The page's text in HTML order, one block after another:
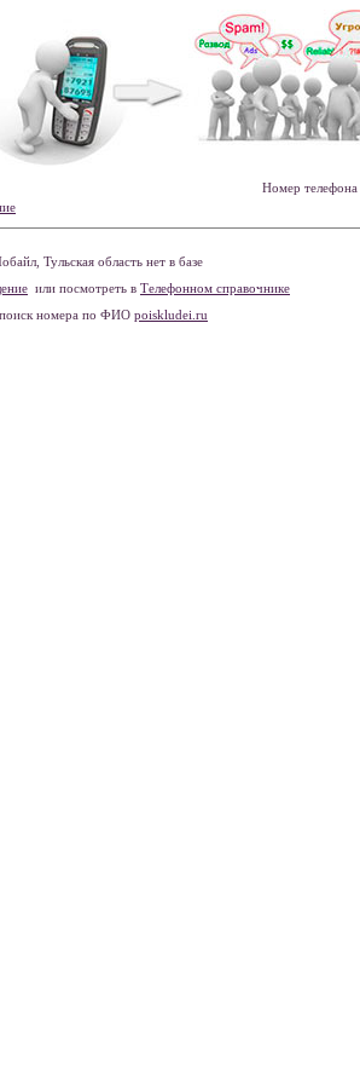
Номер телефона
Тульская область нет в базе
или посмотреть в Телефонном справочнике
номера по ФИО poiskludei.ru